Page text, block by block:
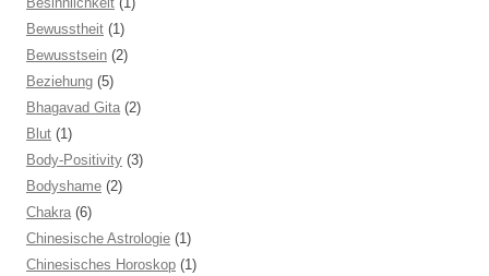
Bewusstheit (1)
Bewusstsein (2)
Beziehung (5)
Bhagavad Gita (2)
Blut (1)
Body-Positivity (3)
Bodyshame (2)
Chakra (6)
Chinesische Astrologie (1)
Chinesisches Horoskop (1)